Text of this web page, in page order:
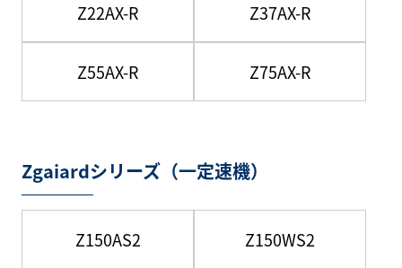
Z22AX-R Z37AX-R
Z55AX-R Z75AX-R
Zgaiardシリーズ（一定速機）
Z150AS2 Z150WS2